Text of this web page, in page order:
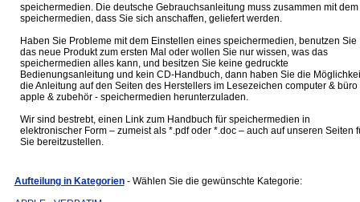
speichermedien. Die deutsche Gebrauchsanleitung muss zusammen mit dem
speichermedien, dass Sie sich anschaffen, geliefert werden.
Haben Sie Probleme mit dem Einstellen eines speichermedien, benutzen Sie
das neue Produkt zum ersten Mal oder wollen Sie nur wissen, was das
speichermedien alles kann, und besitzen Sie keine gedruckte
Bedienungsanleitung und kein CD-Handbuch, dann haben Sie die
die Anleitung auf den Seiten des Herstellers im Lesezeichen computer & büro
apple & zubehör - speichermedien herunterzuladen.
Wir sind bestrebt, einen Link zum Handbuch für speichermedien in
elektronischer Form – zumeist als *.pdf oder *.doc – auch auf unseren Seiten
Sie bereitzustellen.
Aufteilung in Kategorien - Wählen Sie die gewünschte Kategorie: